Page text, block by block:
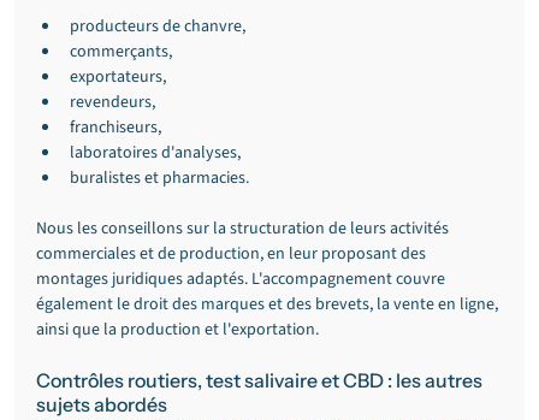
producteurs de chanvre,
commerçants,
exportateurs,
revendeurs,
franchiseurs,
laboratoires d'analyses,
buralistes et pharmacies.
Nous les conseillons sur la structuration de leurs activités
commerciales et de production, en leur proposant des
montages juridiques adaptés. L'accompagnement couvre
également le droit des marques et des brevets, la vente en ligne,
ainsi que la production et l'exportation.
Contrôles routiers, test salivaire et CBD : les autres
sujets abordés